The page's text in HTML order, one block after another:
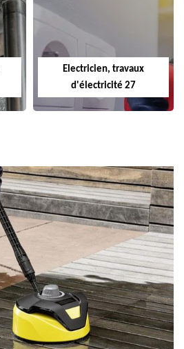
Electricien, travaux
d'électricité 27